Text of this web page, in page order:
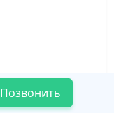
Позвонить